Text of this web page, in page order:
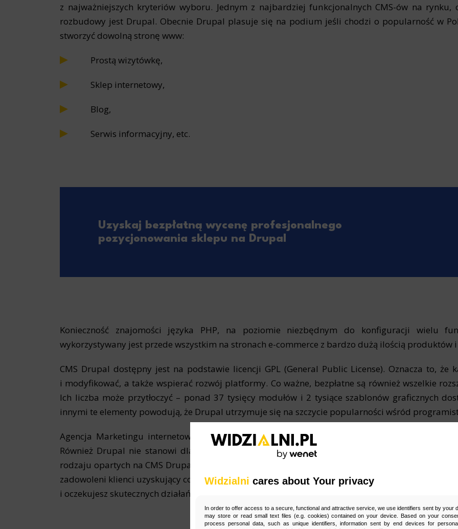
Widzialni cares about Your privacy
In order to offer access to a secure, functional and attractive service, we use identifiers sent by your
may store or read small text files (e.g. cookies) contained on your device. Based on your
process personal data, such as unique identifiers, information sent by end devices for
z najważniejszych kryteriów wyboru. Jednym z najbardziej funkcjonalnych CMS-ów na rynku,
rozbudowy jest Drupal. Obecnie Drupal plasuje się na podium jeśli chodzi o popularność w
stworzyć dowolną stronę www:
Prostą wizytówkę,
Sklep internetowy,
Blog,
Serwis informacyjny, etc.
Uzyskaj bezpłatną wycenę profesjonalnego
pozycjonowania sklepu na Drupal
Konieczność znajomości języka PHP, na poziomie niezbędnym do konfiguracji wielu
wykorzystywany jest przede wszystkim na stronach e-commerce z bardzo dużą ilością
CMS Drupal dostępny jest na podstawie licencji GPL (General Public License). Oznacza to, że
i modyfikować, a także wspierać rozwój platformy. Co ważne, bezpłatne są również wszelkie
Ich liczba może przytłoczyć – ponad 37 tysięcy modułów i 2 tysiące szablonów graficznych
innymi te elementy powodują, że Drupal utrzymuje się na szczycie popularności wśród
Agencja Marketingu internetowego Widzialni.pl specjalizuje się w pozycjonowaniu stron
Również Drupal nie stanowi dla nas żadnej tajemnicy. Oferujemy skuteczne działania SEO/
rodzaju opartych na CMS Drupal. Nasi specjaliści posiadają niezbędną wiedzę oraz wieloletnie
zadowoleni klienci uzyskujący coraz lepszą widoczność i wyższe pozycje w wynikach
i oczekujesz skutecznych działań SEO, skontaktuj się z nami już dziś i uzyskaj bezpłatną wycenę